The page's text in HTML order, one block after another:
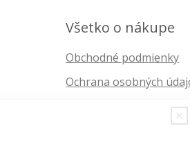
Všetko o nákupe
Obchodné podmienky
Ochrana osobných